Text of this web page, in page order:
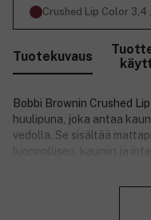
Crushed Lip Color 3,4
Tuotekuvaus
Bobbi Brownin Crushed
huulipuna, joka antaa
vedolla. Se sisältää
luonnollisen, kauniin ja
Huulipuna levittyy huulille
tuntuisesti. Crushed Lip